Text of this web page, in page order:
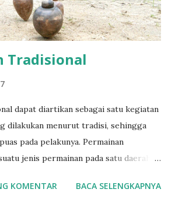
tindakan untuk mengatur
...
Tradisional
dapat diartikan sebagai satu kegiatan
dilakukan menurut tradisi, sehingga
pada pelakunya. Permainan
jenis permainan pada satu daerah
Permainan tradisional adalah suatu
KOMENTAR BACA SELENGKAPNYA